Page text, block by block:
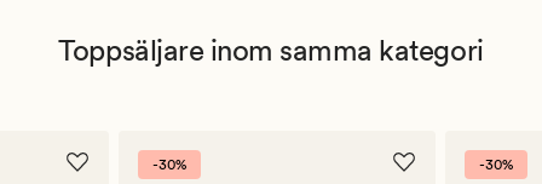
Toppsäljare inom samma kategori
-30% -30%